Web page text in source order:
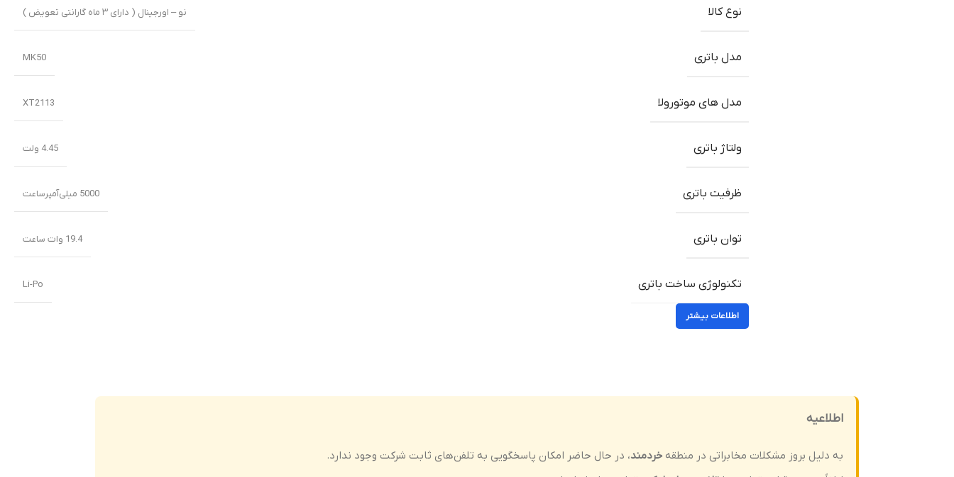
نوع کالا نو – اورجینال ( دارای ۳ ماه گارانتی تعویض )
مدل باتری MK50
مدل های موتورولا XT2113
ولتاژ باتری 4.45 ولت
ظرفیت باتری 5000 میلی‌‌‌آمپرساعت
توان باتری 19.4 وات ساعت
تکنولوژی ساخت باتری Li-Po
اطلاعات بیشتر
اطلاعیه
به دلیل بروز مشکلات مخابراتی در منطقهخردمند، در حال حاضر امکان پاسخگویی به تلفن‌های ثابت شرکت وجود ندارد.